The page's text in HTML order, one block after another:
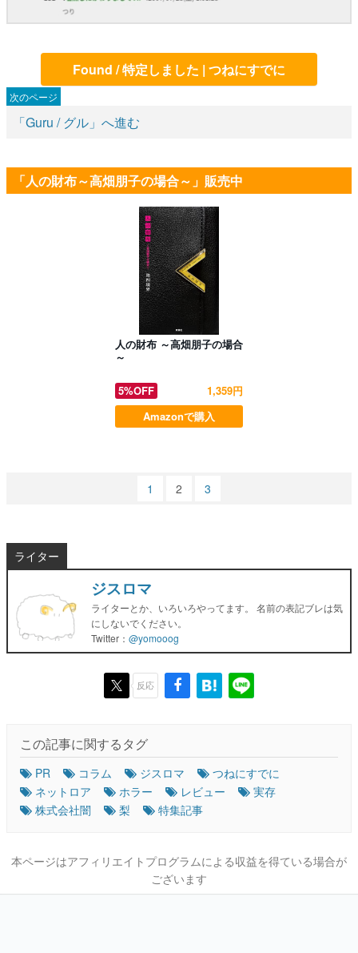
Found / 特定しました | つねにすでに
「Guru / グル」へ進む
「人の財布～高畑朋子の場合～」販売中
人の財布 ～高畑朋子の場合
～
5%OFF
1,359円
Amazonで購入
1 2 3
ライター
ジスロマ
ライターとか、いろいろやってます。 名前の表記ブレは気
にしないでください。
Twitter： @yomooog
反応
この記事に関するタグ
PR コラム ジスロマ
つねにすでに
ネットロア
ホラー レビュー
実存
株式会社闇
梨 特集記事
本ページはアフィリエイトプログラムによる収益を得ている場合が
ございます